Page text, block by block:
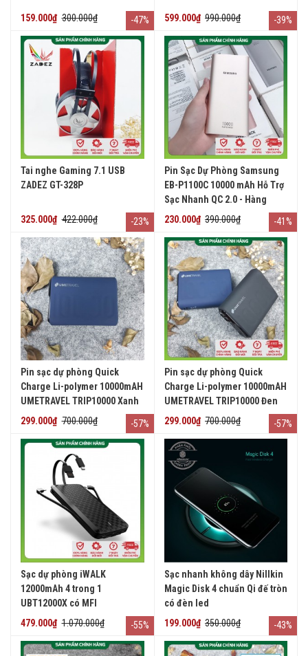
159.000₫ 300.000₫ -47% 599.000₫ 990.000₫ -39%
Tai nghe Gaming 7.1 USB
ZADEZ GT-328P
325.000₫ 422.000₫ -23%
Pin Sạc Dự Phòng Samsung
EB-P1100C 10000 mAh Hỗ Trợ
Sạc Nhanh QC 2.0 - Hàng
Chính Hãng
230.000₫ 390.000₫ -41%
Pin sạc dự phòng Quick
Charge Li-polymer 10000mAH
UMETRAVEL TRIP10000 Xanh
dương
299.000₫ 700.000₫ -57%
Pin sạc dự phòng Quick
Charge Li-polymer 10000mAH
UMETRAVEL TRIP10000 Đen
299.000₫ 700.000₫ -57%
Sạc dự phòng iWALK
12000mAh 4 trong 1
UBT12000X có MFI
479.000₫ 1.070.000₫ -55%
Sạc nhanh không dây Nillkin
Magic Disk 4 chuẩn Qi đế tròn
có đèn led
199.000₫ 350.000₫ -43%